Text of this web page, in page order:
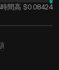
間高 $0.08424